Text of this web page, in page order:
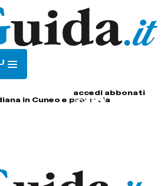
accedi abbonati
in Cuneo e provincia